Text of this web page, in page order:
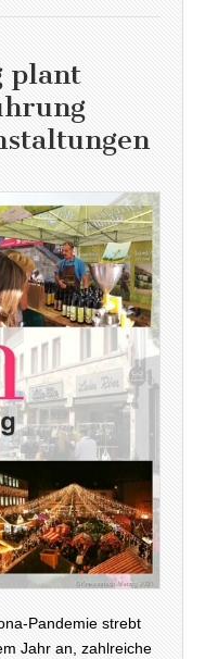
plant
Pandemie strebt
Jahr an, zahlreiche